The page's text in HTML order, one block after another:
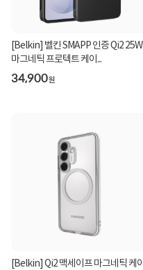
[Belkin] 벨킨 SMAPP 인증 Qi2 25W
마그네틱 프로텍트 케이...
34,900원
[Belkin] Qi2 맥세이프 마그네틱 케이